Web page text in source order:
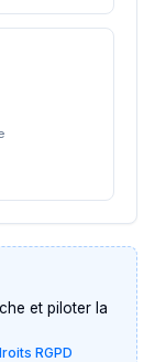
et piloter la
RGPD